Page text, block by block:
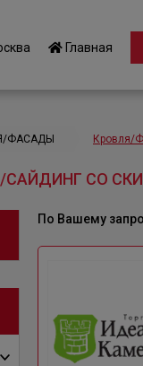
Главная
ФАСАДЫ Кровля/
СО
По Вашему